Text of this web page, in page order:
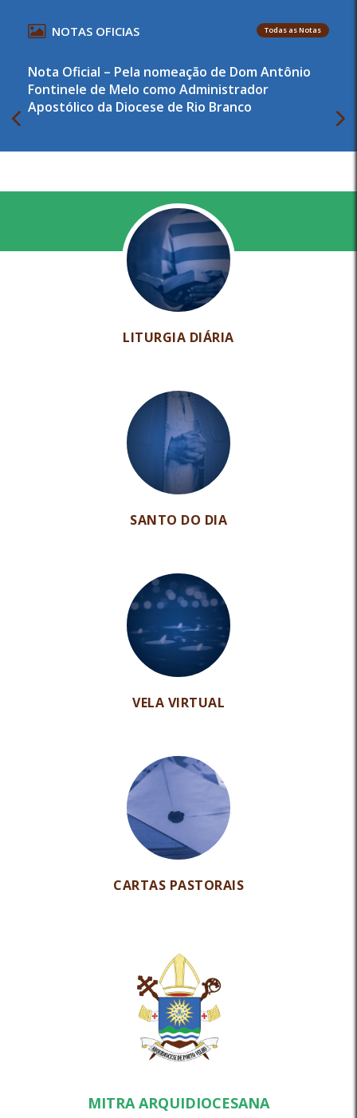
NOTAS OFICIAS Todas as Notas
Nota Oficial – Pela nomeação de Dom Antônio
Fontinele de Melo como Administrador
Apostólico da Diocese de Rio Branco
LITURGIA DIÁRIA
SANTO DO DIA
VELA VIRTUAL
CARTAS PASTORAIS
MITRA ARQUIDIOCESANA